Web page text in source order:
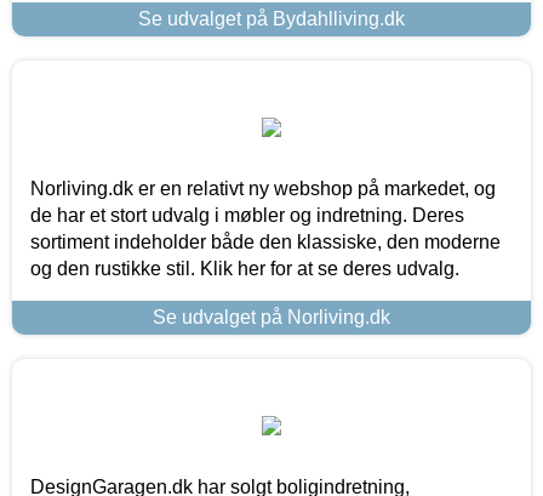
Se udvalget på Bydahlliving.dk
Norliving.dk er en relativt ny webshop på markedet, og
de har et stort udvalg i møbler og indretning. Deres
sortiment indeholder både den klassiske, den moderne
og den rustikke stil. Klik her for at se deres udvalg.
Se udvalget på Norliving.dk
DesignGaragen.dk har solgt boligindretning,